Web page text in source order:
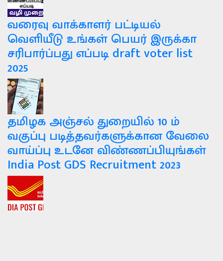
வரைவு வாக்காளர் பட்டியல்
வெளியீடு உங்கள் பெயர் இருக்கா
சரிபார்ப்பது எப்படி draft voter list
2025
தமிழக அஞ்சல் துறையில் 10 ம்
வகுப்பு படித்தவர்களுக்கான வேலை
வாய்ப்பு உடனே விண்ணப்பியுங்கள்
India Post GDS Recruitment 2023